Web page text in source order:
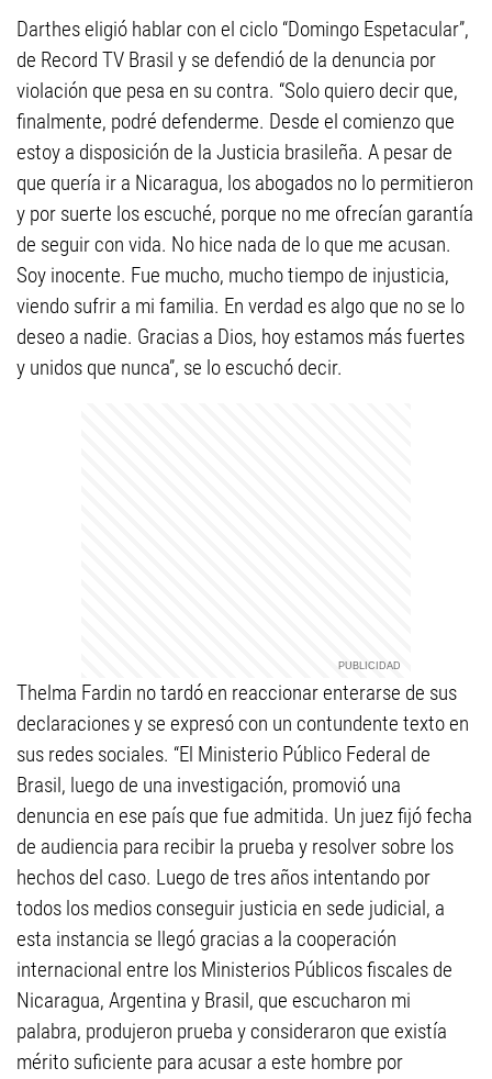
Darthes eligió hablar con el ciclo “Domingo Espetacular”,
de Record TV Brasil y se defendió de la denuncia por
violación que pesa en su contra. “Solo quiero decir que,
finalmente, podré defenderme. Desde el comienzo que
estoy a disposición de la Justicia brasileña. A pesar de
que quería ir a Nicaragua, los abogados no lo permitieron
y por suerte los escuché, porque no me ofrecían garantía
de seguir con vida. No hice nada de lo que me acusan.
Soy inocente. Fue mucho, mucho tiempo de injusticia,
viendo sufrir a mi familia. En verdad es algo que no se lo
deseo a nadie. Gracias a Dios, hoy estamos más fuertes
y unidos que nunca”, se lo escuchó decir.
Thelma Fardin no tardó en reaccionar enterarse de sus
declaraciones y se expresó con un contundente texto en
sus redes sociales. “El Ministerio Público Federal de
Brasil, luego de una investigación, promovió una
denuncia en ese país que fue admitida. Un juez fijó fecha
de audiencia para recibir la prueba y resolver sobre los
hechos del caso. Luego de tres años intentando por
todos los medios conseguir justicia en sede judicial, a
esta instancia se llegó gracias a la cooperación
internacional entre los Ministerios Públicos fiscales de
Nicaragua, Argentina y Brasil, que escucharon mi
palabra, produjeron prueba y consideraron que existía
mérito suficiente para acusar a este hombre por